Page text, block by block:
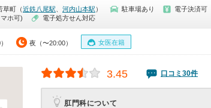
草町（近鉄八尾駅 河内山本駅 ） 駐車場あり 電子決済可
ホ可)
電子処方せん対応
夜（〜20:00） 女医在籍
3.45 口コミ30件
肛門科について